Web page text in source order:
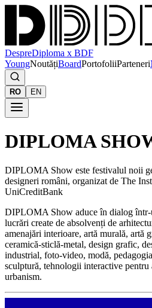
DespreDiploma x BDF
YoungNoutățiBoardPortofoliiParteneri
RO EN
DIPLOMA
DIPLOMA Show este festivalul noii
designeri români, organizat de The
UniCreditBank
DIPLOMA Show aduce în dialog
lucrări create de absolvenți de
amenajări interioare, artă murală, artă
ceramică-sticlă-metal, design grafic,
industrial, foto-video, modă,
sculptură, tehnologii interactive pentru
urbanism.